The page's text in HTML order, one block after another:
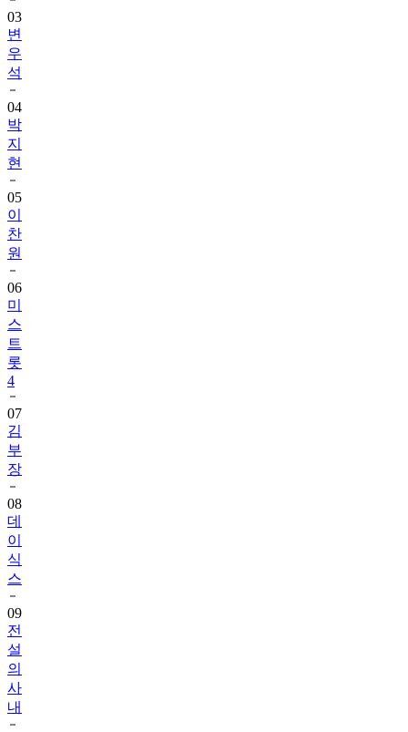
03
변
우
석
04
박
지
현
05
이
찬
원
06
미
스
트
롯
4
07
김
부
장
08
데
이
식
스
09
전
설
의
사
내